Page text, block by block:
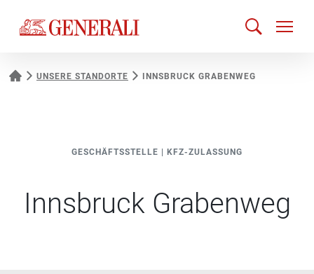
UNSERE STANDORTE INNSBRUCK GRABENWEG
GESCHÄFTSSTELLE KFZ-ZULASSUNG
Innsbruck Grabenweg